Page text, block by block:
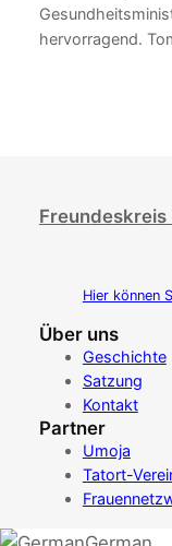
hervorragend.
Freundeskreis
Hier können
Über uns
Geschichte
Satzung
Kontakt
Partner
Umoja
Tatort-